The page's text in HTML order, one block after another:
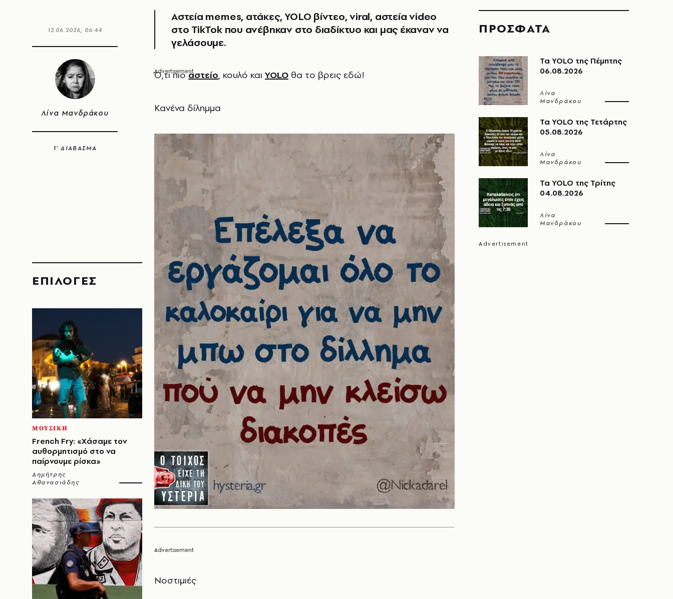
12.06.2026, 06:44
Λίνα Μανδράκου
1’ ΔΙΑΒΑΣΜΑ
EΠΙΛΟΓΈΣ
ΜΟΥΣΙΚΗ
French Fry: «Χάσαμε τον
αυθορμητισμό στο να
παίρνουμε ρίσκα»
Δημήτρης
Αθανασιάδης
Αστεία memes, ατάκες, YOLO βίντεο, viral, αστεία video
στο TikTok που ανέβηκαν στο διαδίκτυο και μας έκαναν να
γελάσουμε.
Ό,τι πιοαστείο, κουλό και YOLO θα το βρεις εδώ!
Κανένα δίλημμα
Νοστιμιές
ΠΡΟΣΦΑΤΑ
Τα YOLO της Πέμπτης
06.08.2026
Λίνα
Μανδράκου
Τα YOLO της Τετάρτης
05.08.2026
Λίνα
Μανδράκου
Τα YOLO της Τρίτης
04.08.2026
Λίνα
Μανδράκου